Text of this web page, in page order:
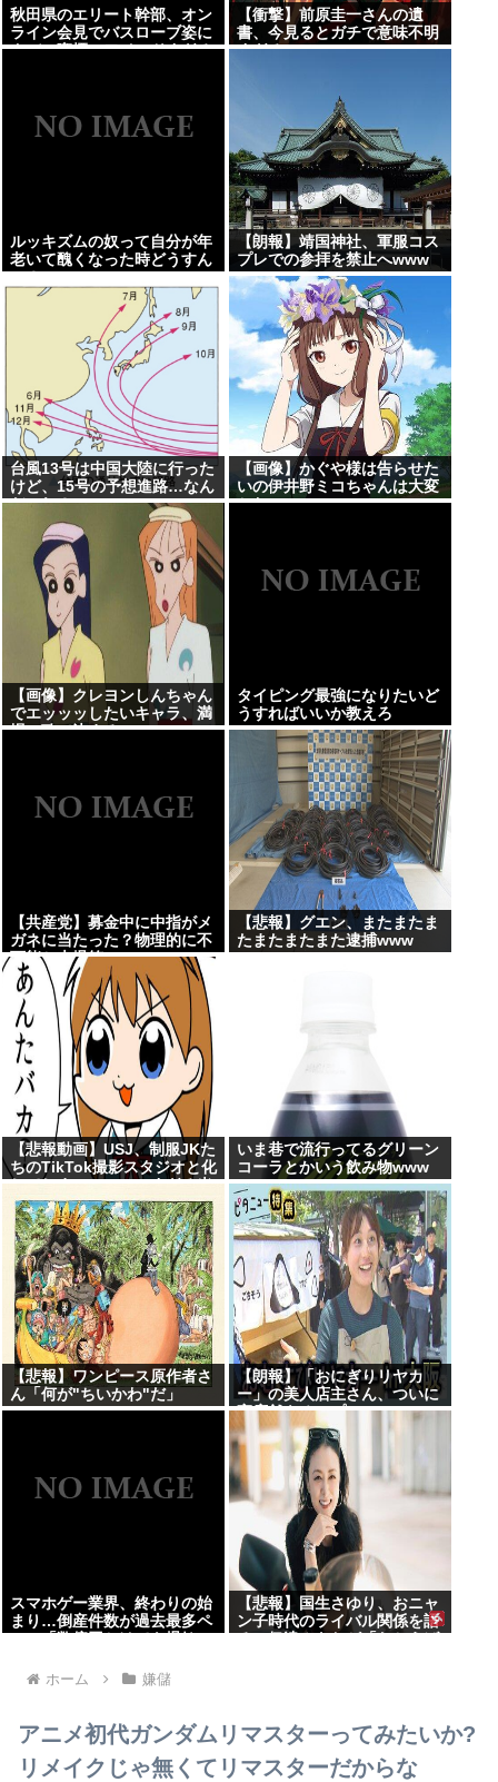
秋田県のエリート幹部、オン
ライン会見でバスローブ姿に
タバコ喫煙。ワイルドすぎる
【衝撃】前原圭一さんの遺
書、今見るとガチで意味不明
すぎるwww
ルッキズムの奴って自分が年
老いて醜くなった時どうすん
の？
【朗報】靖国神社、軍服コス
プレでの参拝を禁止へwww
台風13号は中国大陸に行った
けど、15号の予想進路…なん
だこれ？ [8/8]
【画像】かぐや様は告らせた
いの伊井野ミコちゃんは大変
かわいい
【画像】クレヨンしんちゃん
でエッッッしたいキャラ、満
場一致で決まる
タイピング最強になりたいど
うすればいいか教えろ
【共産党】募金中に中指がメ
ガネに当たった？物理的に不
可能と大爆笑
【悲報】グエン、またまたま
たまたまたまた逮捕www
【悲報動画】USJ、制服JKた
ちのTikTok撮影スタジオと化
してしまいシュールすぎる光
景が広がるｗｗｗ
【Pickup08083030】
いま巷で流行ってるグリーン
コーラとかいう飲み物www
【悲報】ワンピース原作者さ
ん「何が"ちいかわ"だ」
www
【朗報】「おにぎりリヤカ
ー」の美人店主さん、ついに
実店舗をオープンwww
スマホゲー業界、終わりの始
まり…倒産件数が過去最多ペ
ース「数億円かけても爆ﾀﾋ」
【悲報】国生さゆり、おニャ
ン子時代のライバル関係を語
る 伊達みきおが「たとえば
ホーム
嫌儲
アニメ初代ガンダムリマスターってみたいか?
リメイクじゃ無くてリマスターだからな